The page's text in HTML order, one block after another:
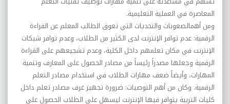
المعاصرة في العملية التعليمية.
ومن أهمالصعوبات والتحديات التي تعوق الطالب المعلم عن القراءة
الرقمية: عدم توافر الإنترنت لدى الکثير من الطلاب، وعدم توافر شبکات
الإنترنت في مکان تعلمهم داخل الکلية، وعدم تشجيعهم على القراءة
الرقمية وجعلها مصدراً رئيساً من مصادر الحصول على المعارف وتنمية
المهارات، وأيضاً ضعف مهارات الطلاب في استخدام مصادر التعلم
الرقمية. وکان من أهم التوصيات: ضرورة تجهيز غرف مصادر تعلم داخل
کليات التربية يتوافر فيها الإنترنت ليسهل على الطلاب الحصول على